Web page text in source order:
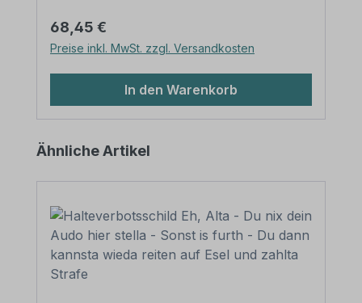
Bitte beachten Sie: Für einen sicheren
Stand muß der Pfosten mindestens 50 cm
tief im Erdreich einbetoniert werden.
Regulärer Preis:
68,45 €
Preise inkl. MwSt. zzgl. Versandkosten
In den Warenkorb
Produktgalerie überspringen
Ähnliche Artikel